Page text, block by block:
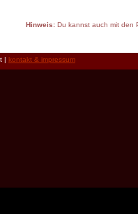
Hinweis:Du kannst auch mit den
| kontakt & impressum